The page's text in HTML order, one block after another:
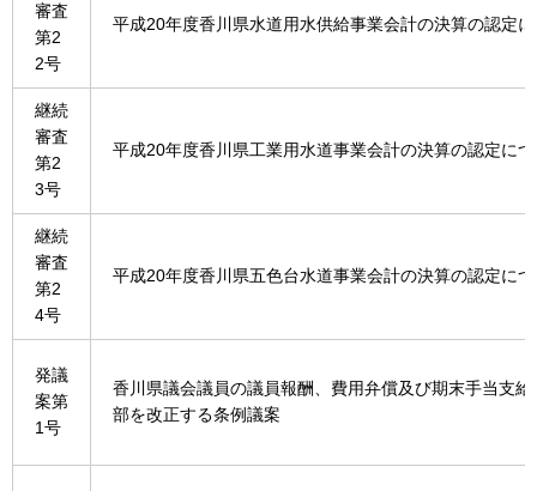
審査
第2
2号
平成20年度香川県水道用水供給事業会計の決算の認定
継続
審査
第2
3号
平成20年度香川県工業用水道事業会計の決算の認定に
継続
審査
第2
4号
平成20年度香川県五色台水道事業会計の決算の認定に
発議
案第
1号
香川県議会議員の議員報酬、費用弁償及び期末手当支給
部を改正する条例議案